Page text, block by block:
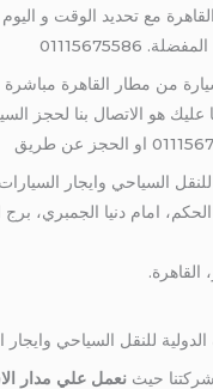
مع تحديد الوقت و اليوم
من مطار القاهرة
هو الاتصال بنا لحجز
السياحي وايجار
الحكم، امام دنيا الجمبري، برج
القاهرة.
للنقل السياحي وايجار
شركتنا حيثنعمل علي مدار